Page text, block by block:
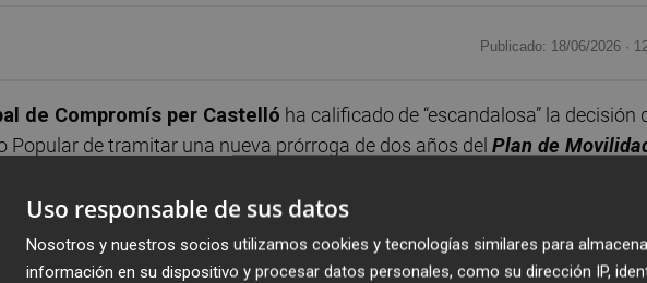
Publicado: 18/06/2026 ·
de Compromís per Castelló ha calificado de “escandalosa” la decisión
Popular de tramitar una nueva prórroga de dos años del Plan de
documento estratégico y obligatorio para garantizar la vigencia y la
de Ordenación Urbanade la ciudad.
concebido inicialmente con una vigencia de ocho años, expiró el 31 de
Uso responsable de sus datos
Nosotros y nuestros socios utilizamos cookies y tecnologías similares para
información en su dispositivo y procesar datos personales, como su dirección IP,